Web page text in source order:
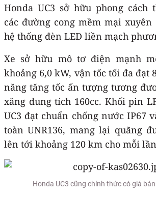
Honda UC3 sở hữu phong cách
các đường cong mềm mại xuyên
hệ thống đèn LED liền mạch
Xe sở hữu mô tơ điện mạnh
khoảng 6,0 kW, vận tốc tối đa đạt
năng tăng tốc ấn tượng tương
xăng dung tích 160cc. Khối pin
UC3 đạt chuẩn chống nước IP67
toàn UNR136, mang lại quãng
lên tới khoảng 120 km cho mỗi lần
Honda UC3 cũng chính thức có giá